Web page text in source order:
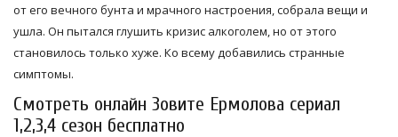
от его вечного бунта и мрачного настроения, собрала вещи и
ушла. Он пытался глушить кризис алкоголем, но от этого
становилось только хуже. Ко всему добавились странные
симптомы.
Смотреть онлайн Зовите Ермолова сериал
1,2,3,4 сезон бесплатно